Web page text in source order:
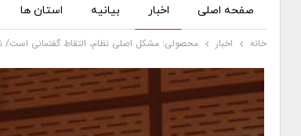
صفحه اصلی اخبار بیانیه استان ها
خانه اخبار محصولی: مشکل اصلی نظام، التقاط گفتمانی